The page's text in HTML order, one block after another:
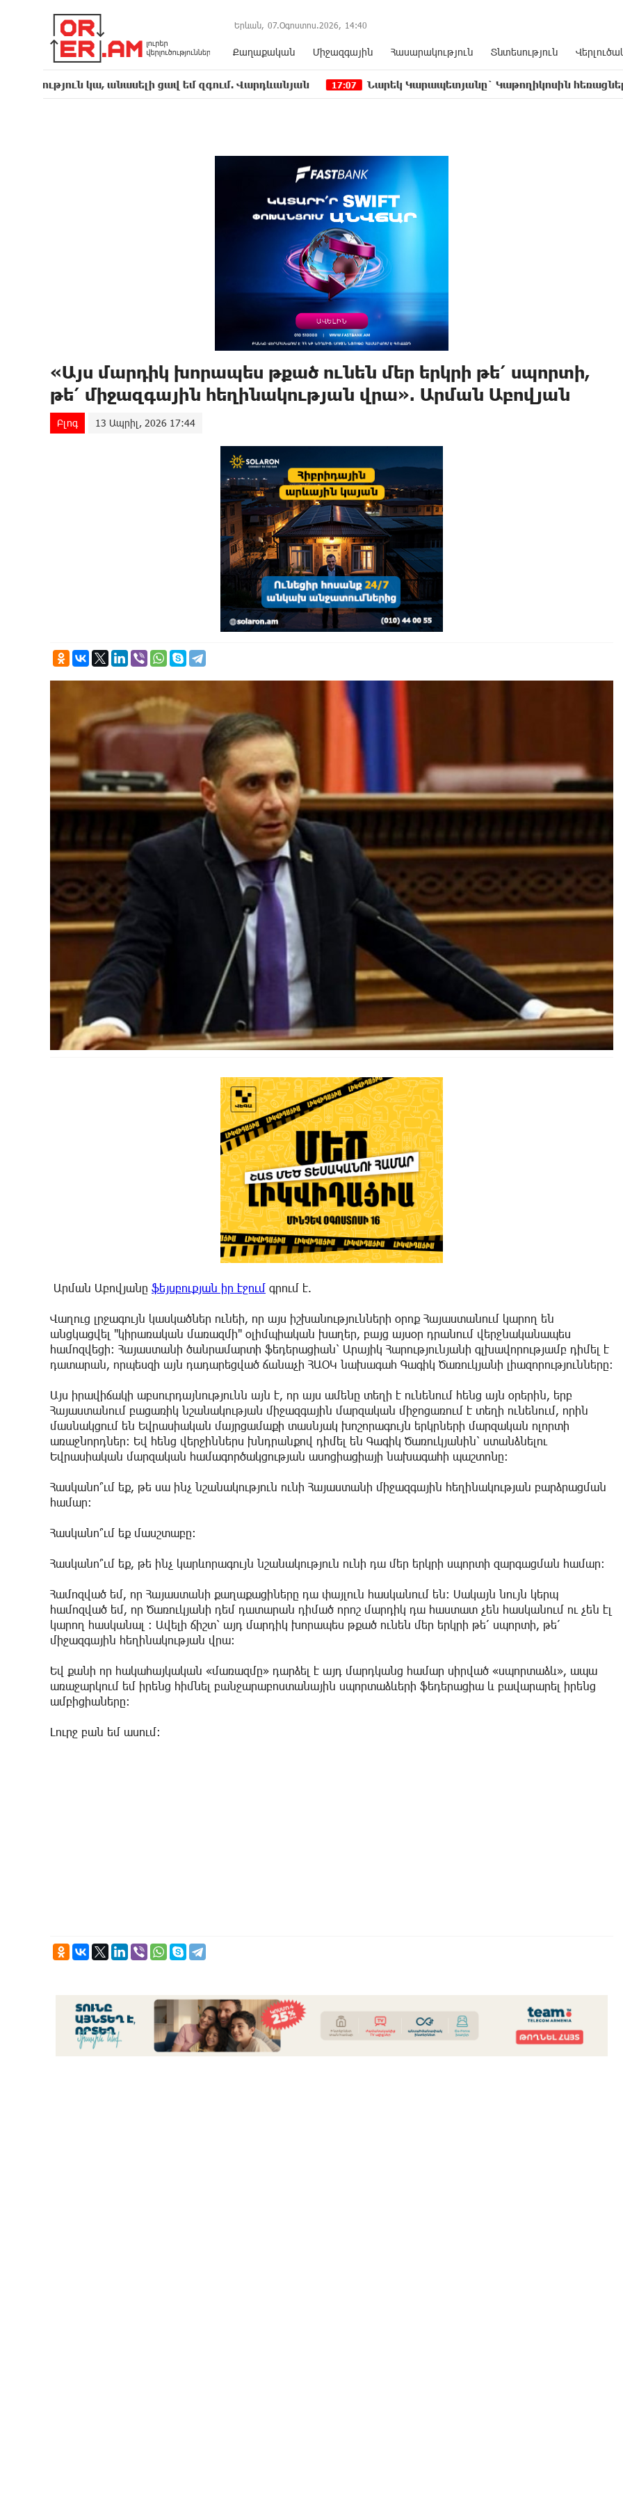
Երևան, 07.Օգոստոս.2026, 14:40
Քաղաքական Միջազգային Հասարակություն Տնտեսություն
կա, անասելի ցավ եմ զգում. Վարդևանյան 17:07 Նարեկ Կարապետյանը` Կաթողիկոսին հեռացնել փորձելու
«Այս մարդիկ խորապես թքած ունեն մեր երկրի թե՛ սպորտի,
թե՛ միջազգային հեղինակության վրա». Արման Աբովյան
Բլոգ 13 Ապրիլ, 2026 17:44
Արման Աբովյանը ֆեյսբուքյան իր էջում գրում է.
Վաղուց լրջագույն կասկածներ ունեի, որ այս իշխանությունների օրոք Հայաստանում կարող են
անցկացվել "կիրառական մառազմի" օլիմպիական խաղեր, բայց այսօր դրանում վերջնականապես
համոզվեցի։ Հայաստանի ծանրամարտի ֆեդերացիան՝ Արայիկ Հարությունյանի գլխավորությամբ դիմել է
դատարան, որպեսզի այն դադարեցված ճանաչի ՀԱՕԿ նախագահ Գագիկ Ծառուկյանի լիազորությունները։
Այս իրավիճակի աբսուրդայնությունն այն է, որ այս ամենը տեղի է ունենում հենց այն օրերին, երբ
Հայաստանում բացառիկ նշանակության միջազգային մարզական միջոցառում է տեղի ունենում, որին
մասնակցում են Եվրասիական մայրցամաքի տասնյակ խոշորագույն երկրների մարզական ոլորտի
առաջնորդներ։ Եվ հենց վերջիններս խնդրանքով դիմել են Գագիկ Ծառուկյանին՝ ստանձնելու
Եվրասիական մարզական համագործակցության ասոցիացիայի նախագահի պաշտոնը։
Հասկանո՞ւմ եք, թե սա ինչ նշանակություն ունի Հայաստանի միջազգային հեղինակության բարձրացման
համար։
Հասկանո՞ւմ եք մասշտաբը։
Հասկանո՞ւմ եք, թե ինչ կարևորագույն նշանակություն ունի դա մեր երկրի սպորտի զարգացման համար։
Համոզված եմ, որ Հայաստանի քաղաքացիները դա փայլուն հասկանում են։ Սակայն նույն կերպ
համոզված եմ, որ Ծառուկյանի դեմ դատարան դիմած որոշ մարդիկ դա հաստատ չեն հասկանում ու չեն էլ
կարող հասկանալ ։ Ավելի ճիշտ՝ այդ մարդիկ խորապես թքած ունեն մեր երկրի թե՛ սպորտի, թե՛
միջազգային հեղինակության վրա։
Եվ քանի որ հակահայկական «մառազմը» դարձել է այդ մարդկանց համար սիրված «սպորտաձև», ապա
առաջարկում եմ իրենց հիմնել բանջարաբոստանային սպորտաձևերի ֆեդերացիա և բավարարել իրենց
ամբիցիաները։
Լուրջ բան եմ ասում։